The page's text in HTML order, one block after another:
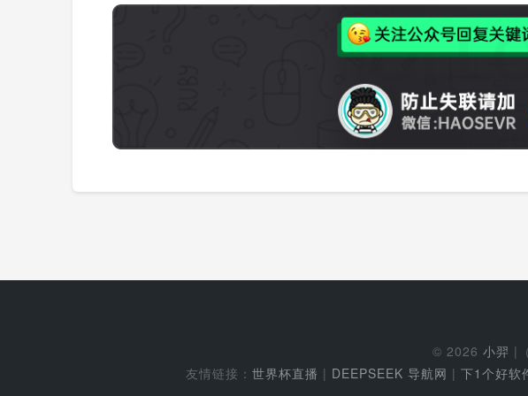
© 2026 小羿 |（
友情链接： 世界杯直播 | DEEPSEEK 导航网 | 下1个好软